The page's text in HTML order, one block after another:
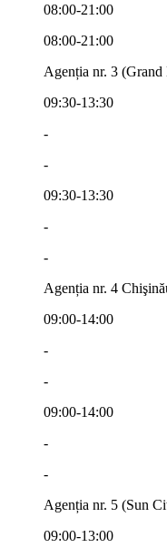
08:00-21:00
08:00-21:00
Agenția nr. 3
09:30-13:30
-
-
09:30-13:30
-
-
Agenția nr. 4
09:00-14:00
-
-
09:00-14:00
-
-
Agenția nr. 5 (Sun
09:00-13:00